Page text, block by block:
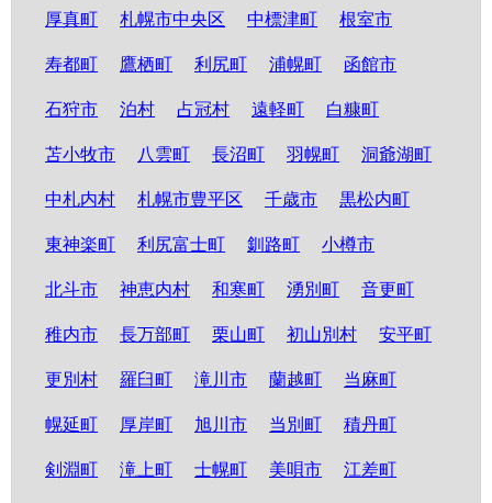
厚真町 札幌市中央区 中標津町 根室市
寿都町 鷹栖町 利尻町 浦幌町 函館市
石狩市 泊村 占冠村 遠軽町 白糠町
苫小牧市 八雲町 長沼町 羽幌町 洞爺湖町
中札内村 札幌市豊平区 千歳市 黒松内町
東神楽町 利尻富士町 釧路町 小樽市
北斗市 神恵内村 和寒町 湧別町 音更町
稚内市 長万部町 栗山町 初山別村 安平町
更別村 羅臼町 滝川市 蘭越町 当麻町
幌延町 厚岸町 旭川市 当別町 積丹町
剣淵町 滝上町 士幌町 美唄市 江差町